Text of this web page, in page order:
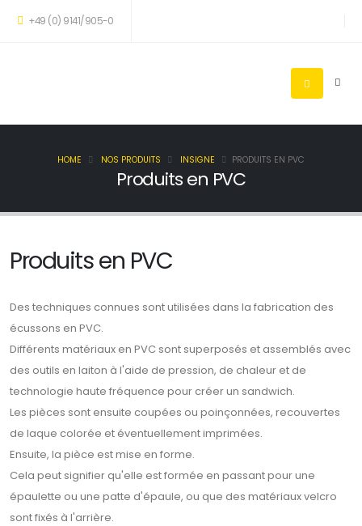
+49 (0) 9141/905-0
Produits en PVC
HOME NOS PRODUITS INSIGNE PRODUITS EN PVC
Produits en PVC
Des techniques connues sont utilisées dans la fabrication des
écussons en PVC.
Différents matériaux en PVC sont superposés et assemblés avec
des outils en laiton à l'aide de pression, de chaleur et de
technologie haute fréquence pour créer un sandwich.
Les pièces sont ensuite coupées ou poinçonnées, recouvertes
de laque colorée et éventuellement imprimées.
Ensuite, la pièce est mise en forme.
Cela peut signifier qu'elle est formée en passant pour une
épaulette ou une patte d'épaule, ou que des matériaux velcro
sont fixés à l'arrière.